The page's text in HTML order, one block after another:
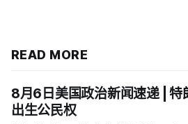
READ MORE
8月6日美国政治新闻速递 | 特
出生公民权